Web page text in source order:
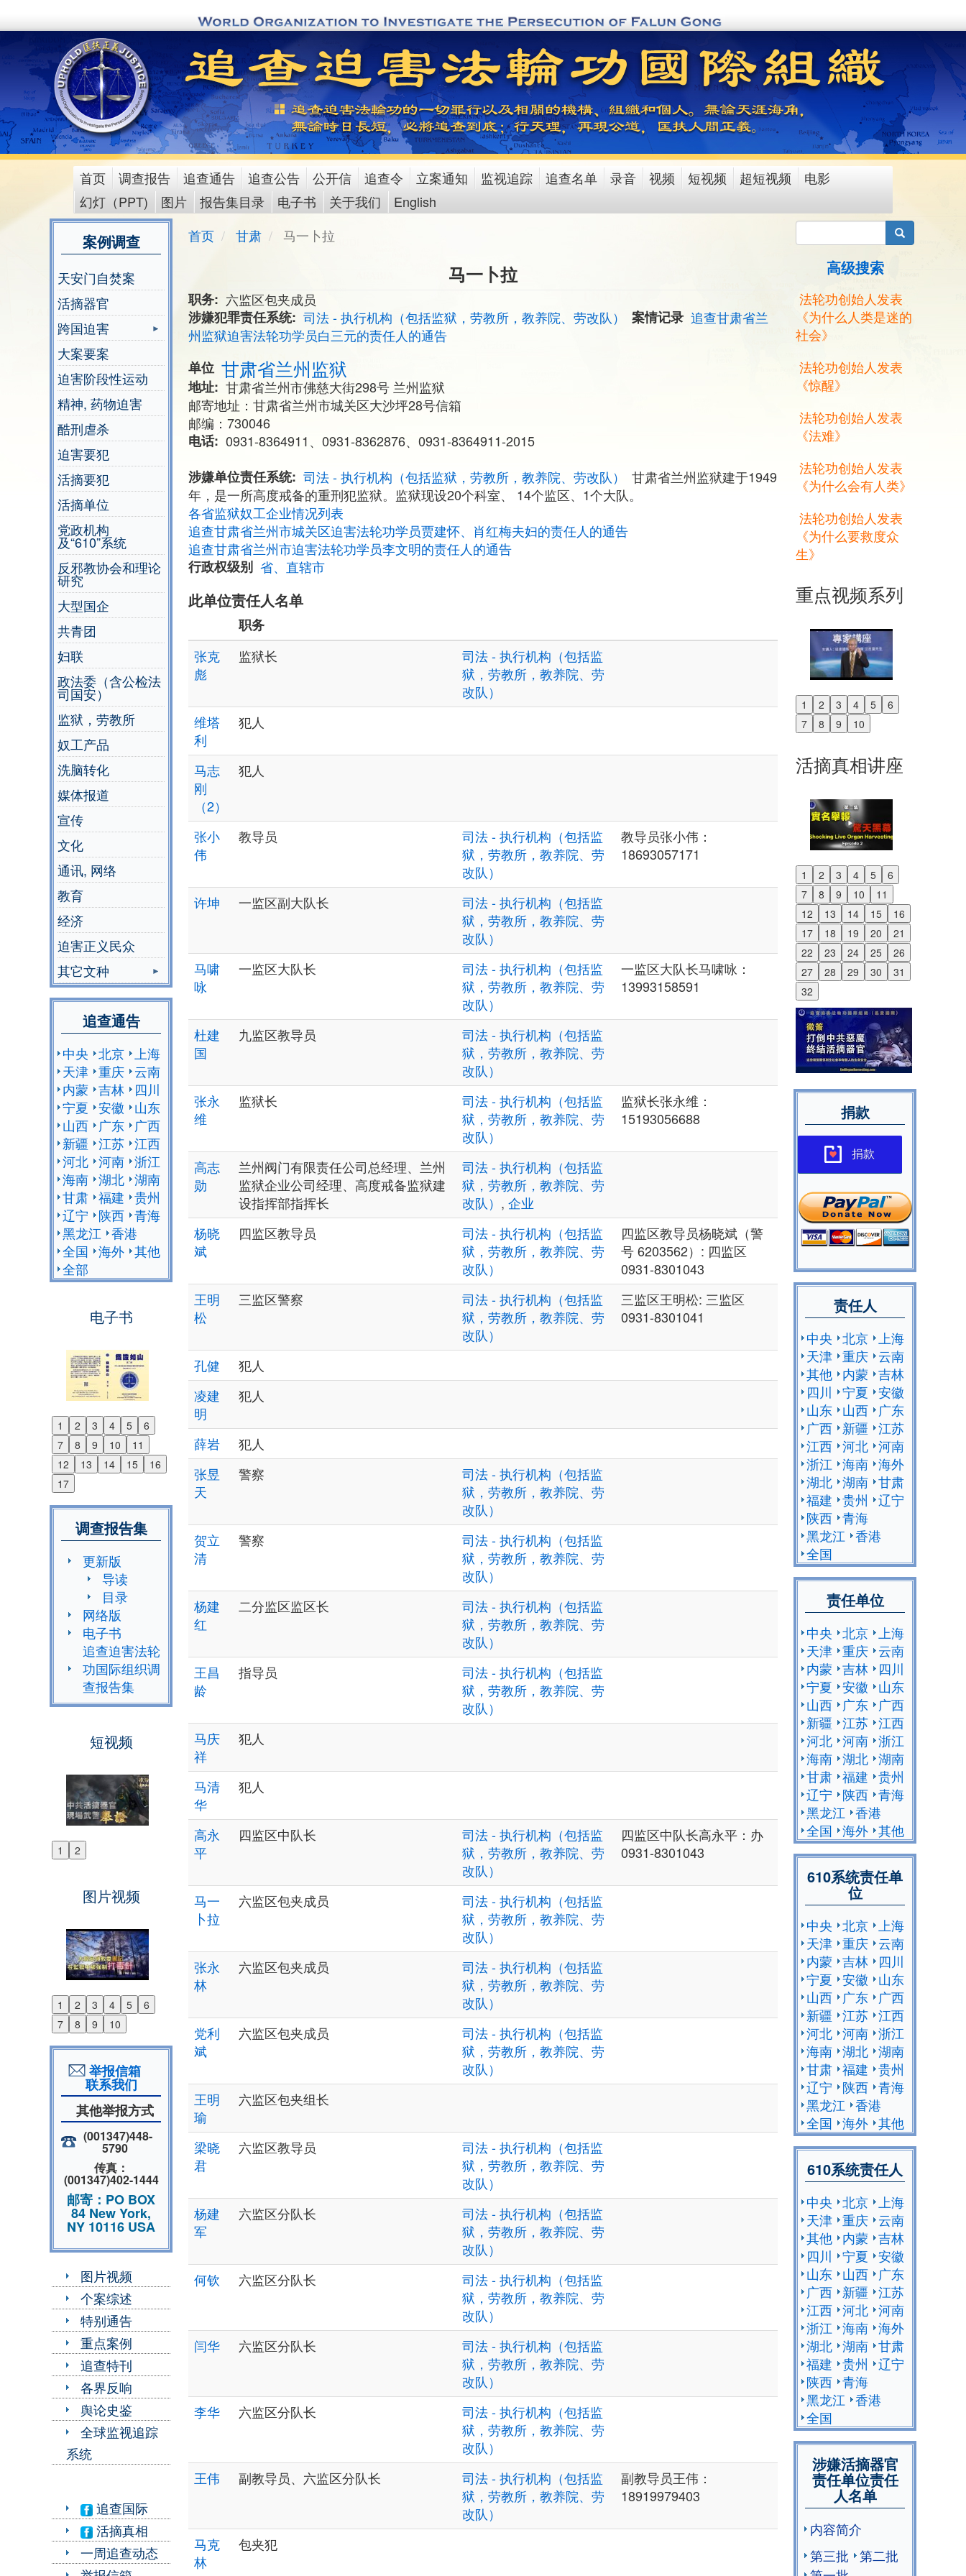
to
content
main
menu
首页 调查报告 追查通告 追查公告 公开信 追查令 立案通知 监视追踪 追查名单 录音 视频 短视频 超短视频
电影
幻灯（PPT)
图片 报告集目录 电子书 关于我们 English
案例调查
天安门自焚案
活摘器官
跨国迫害
大案要案
迫害阶段性运动
精神, 药物迫害
酷刑虐杀
迫害要犯
活摘要犯
活摘单位
党政机构
及“610”系统
反邪教协会和理论
研究
大型国企
共青团
妇联
政法委（含公检法
司国安）
监狱，劳教所
奴工产品
洗脑转化
媒体报道
宣传
文化
通讯, 网络
教育
经济
迫害正义民众
其它文种
追查通告
中央 北京 上海
天津 重庆 云南
内蒙 吉林
四川
宁夏 安徽
山东
山西
广东
广西
新疆 江苏 江西
河北 河南 浙江
海南 湖北 湖南
甘肃 福建 贵州
辽宁
陕西 青海
黑龙江 香港
全国 海外 其他
全部
电子书
1 2 3 4 5
6
7
8 9 10
11
12
13 14 15
16
17
Previous
Next
调查报告集
更新版
导读
目录
网络版
电子书
追查迫害法轮
功国际组织调
查报告集
短视频
1 2
Previous
图片视频
1 2 3 4 5
6
7
8 9 10
Previous
Next
举报信箱
联系我们
其他举报方式
(001347)448-
5790
传真：
(001347)402-1444
邮寄：PO BOX
84 New York,
NY 10116 USA
图片视频
个案综述
特别通告
重点案例
追查特刊
各界反响
舆论史鉴
全球监视追踪
系统
追查国际
活摘真相
一周追查动态
首页 甘肃 马一卜拉
马一卜拉
职务
六监区包夹成员
涉嫌犯罪责任系统
司法 - 执行机构（包括监狱，劳教所，教养院、劳改队） 案情记录 追查甘肃省兰
州监狱迫害法轮功学员白三元的责任人的通告
单位 甘肃省兰州监狱
地址
甘肃省兰州市佛慈大街298号 兰州监狱
邮寄地址：甘肃省兰州市城关区大沙坪28号信箱
邮编：730046
电话
0931-8364911、0931-8362876、0931-8364911-2015
涉嫌单位责任系统
司法 - 执行机构（包括监狱，劳教所，教养院、劳改队）
甘肃省兰州监狱建于1949
年，是一所高度戒备的重刑犯监狱。监狱现设20个科室、 14个监区、1个大队。
各省监狱奴工企业情况列表
追查甘肃省兰州市城关区迫害法轮功学员贾建怀、肖红梅夫妇的责任人的通告
追查甘肃省兰州市迫害法轮功学员李文明的责任人的通告
行政权级别 省、直辖市
此单位责任人名单
职务
张克
彪
监狱长
司法 - 执行机构（包括监
狱，劳教所，教养院、劳
改队）
维塔
利
犯人
马志
刚
（2）
犯人
张小
伟
教导员
司法 - 执行机构（包括监
狱，劳教所，教养院、劳
改队）
教导员张小伟：
18693057171
许坤 一监区副大队长
司法 - 执行机构（包括监
狱，劳教所，教养院、劳
改队）
马啸
咏
一监区大队长
司法 - 执行机构（包括监
狱，劳教所，教养院、劳
改队）
一监区大队长马啸咏：
13993158591
杜建
国
九监区教导员
司法 - 执行机构（包括监
狱，劳教所，教养院、劳
改队）
张永
维
监狱长
司法 - 执行机构（包括监
狱，劳教所，教养院、劳
改队）
监狱长张永维：
15193056688
高志
勋
兰州阀门有限责任公司总经理、兰州
监狱企业公司经理、高度戒备监狱建
设指挥部指挥长
司法 - 执行机构（包括监
狱，劳教所，教养院、劳
改队） , 企业
杨晓
斌
四监区教导员
司法 - 执行机构（包括监
狱，劳教所，教养院、劳
改队）
四监区教导员杨晓斌（警
号 6203562）: 四监区
0931-8301043
王明
松
三监区警察
司法 - 执行机构（包括监
狱，劳教所，教养院、劳
改队）
三监区王明松: 三监区
0931-8301041
孔健
犯人
凌建
明
犯人
薛岩
犯人
张昱
天
警察
司法 - 执行机构（包括监
狱，劳教所，教养院、劳
改队）
贺立
清
警察
司法 - 执行机构（包括监
狱，劳教所，教养院、劳
改队）
杨建
红
二分监区监区长
司法 - 执行机构（包括监
狱，劳教所，教养院、劳
改队）
王昌
龄
指导员
司法 - 执行机构（包括监
狱，劳教所，教养院、劳
改队）
马庆
祥
犯人
马清
华
犯人
高永
平
四监区中队长
司法 - 执行机构（包括监
狱，劳教所，教养院、劳
改队）
四监区中队长高永平：办
0931-8301043
马一
卜拉
六监区包夹成员
司法 - 执行机构（包括监
狱，劳教所，教养院、劳
改队）
张永
林
六监区包夹成员
司法 - 执行机构（包括监
狱，劳教所，教养院、劳
改队）
党利
斌
六监区包夹成员
司法 - 执行机构（包括监
狱，劳教所，教养院、劳
改队）
王明
瑜
六监区包夹组长
梁晓
君
六监区教导员
司法 - 执行机构（包括监
狱，劳教所，教养院、劳
改队）
杨建
军
六监区分队长
司法 - 执行机构（包括监
狱，劳教所，教养院、劳
改队）
何钦
六监区分队长
司法 - 执行机构（包括监
狱，劳教所，教养院、劳
改队）
闫华
六监区分队长
司法 - 执行机构（包括监
狱，劳教所，教养院、劳
改队）
李华
六监区分队长
司法 - 执行机构（包括监
狱，劳教所，教养院、劳
改队）
王伟
副教导员、六监区分队长
司法 - 执行机构（包括监
狱，劳教所，教养院、劳
改队）
副教导员王伟：
18919979403
马克
林
包夹犯
搜索
高级搜索
法轮功创始人发表
《为什么人类是迷的
社会》
法轮功创始人发表
《惊醒》
法轮功创始人发表
《法难》
法轮功创始人发表
《为什么会有人类》
法轮功创始人发表
《为什么要救度众
生》
重点视频系列
1 2 3 4 5
6
7
8 9 10
Previous
Next
活摘真相讲座
1 2 3 4 5
6
7
8 9 10
11
12
13 14 15
16
17
18 19 20
21
22
23 24 25
26
27
28 29 30
31
32
Previous
Next
捐款
捐款
责任人
中央 北京
上海
天津 重庆 云南
其他 内蒙 吉林
四川
宁夏 安徽
山东 山西
广东
广西 新疆 江苏
江西 河北 河南
浙江 海南 海外
湖北 湖南 甘肃
福建 贵州
辽宁
陕西 青海
黑龙江 香港
全国
责任单位
中央 北京
上海
天津 重庆 云南
内蒙 吉林
四川
宁夏 安徽
山东
山西
广东
广西
新疆 江苏 江西
河北 河南 浙江
海南 湖北 湖南
甘肃 福建 贵州
辽宁
陕西 青海
黑龙江 香港
全国 海外 其他
610系统责任单
位
中央 北京
上海
天津 重庆 云南
内蒙 吉林
四川
宁夏 安徽
山东
山西
广东
广西
新疆 江苏 江西
河北 河南 浙江
海南 湖北 湖南
甘肃 福建 贵州
辽宁
陕西 青海
黑龙江 香港
全国 海外 其他
610系统责任人
中央 北京
上海
天津 重庆 云南
其他 内蒙 吉林
四川
宁夏 安徽
山东 山西
广东
广西 新疆 江苏
江西 河北 河南
浙江 海南 海外
湖北 湖南 甘肃
福建 贵州
辽宁
陕西 青海
黑龙江 香港
全国
涉嫌活摘器官
责任单位责任
人名单
内容简介
第三批
第二批